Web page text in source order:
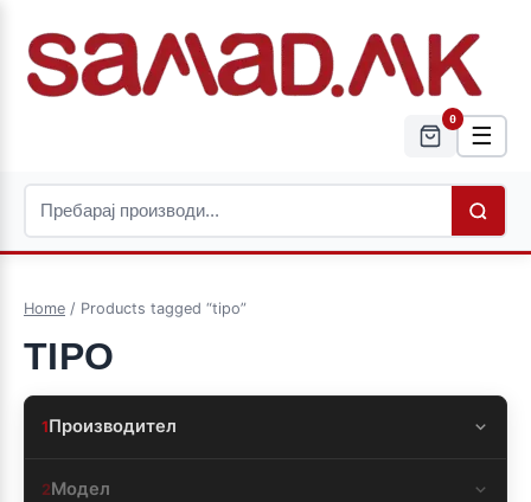
0
☰
Home / Products tagged “tipo”
TIPO
1Производител
2Модел